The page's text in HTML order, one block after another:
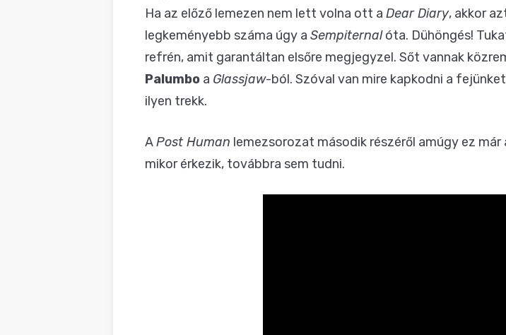
Ha az előző lemezen nem lett volna ott a Dear Diary, akkor
legkeményebb száma úgy a Sempiternalóta. Dühöngés!
refrén, amit garantáltan elsőre megjegyzel. Sőt vannak
Palumbo a Glassjaw-ból. Szóval van mire kapkodni a
ilyen trekk.
APost Human lemezsorozat második részéről amúgy ez
mikor érkezik, továbbra sem tudni.